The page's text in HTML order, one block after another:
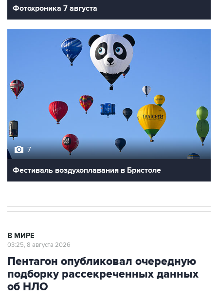
Фотохроника 7 августа
7
Фестиваль воздухоплавания в Бристоле
В МИРЕ
03:25, 8 августа 2026
Пентагон опубликовал очередную
подборку рассекреченных данных
об НЛО